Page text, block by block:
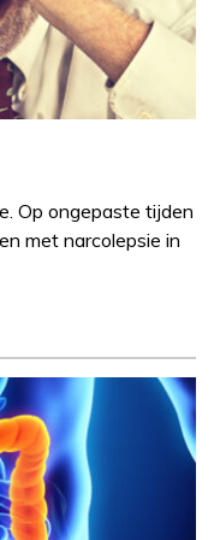
Op ongepaste tijden
met narcolepsie in